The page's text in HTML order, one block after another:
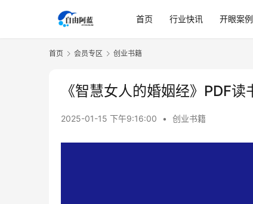
首页 行业快讯 开眼案例
首页 会员专区 创业书籍
《智慧女人的婚姻经》PDF读
2025-01-15 下午9:16:00 • 创业书籍